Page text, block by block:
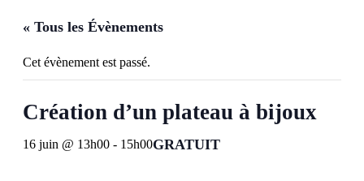
« Tous les Évènements
Cet évènement est passé.
Création d’un plateau à bijoux
16 juin @ 13h00 - 15h00GRATUIT